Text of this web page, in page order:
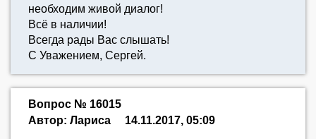
необходим живой диалог!
Всё в наличии!
Всегда рады Вас слышать!
С Уважением, Сергей.
Вопрос № 16015
Автор: Лариса
14.11.2017, 05:09